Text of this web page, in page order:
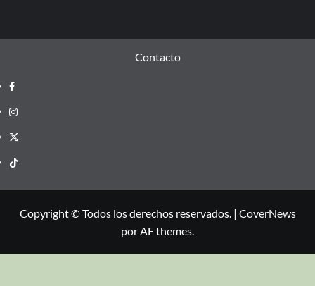
Contacto
Copyright © Todos los derechos reservados. | CoverNews
por AF themes.